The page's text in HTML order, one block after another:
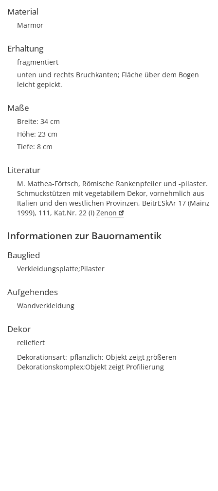
Material
Marmor
Erhaltung
fragmentiert
unten und rechts Bruchkanten; Fläche über dem Bogen
leicht gepickt.
Maße
Breite: 34 cm
Höhe: 23 cm
Tiefe: 8 cm
Literatur
M. Mathea-Förtsch, Römische Rankenpfeiler und -pilaster.
Schmuckstützen mit vegetabilem Dekor, vornehmlich aus
Italien und den westlichen Provinzen, BeitrESkAr 17 (Mainz
1999), 111, Kat.Nr. 22 (I) Zenon
Informationen zur Bauornamentik
Bauglied
Verkleidungsplatte;Pilaster
Aufgehendes
Wandverkleidung
Dekor
reliefiert
Dekorationsart pflanzlich; Objekt zeigt größeren
Dekorationskomplex;Objekt zeigt Profilierung